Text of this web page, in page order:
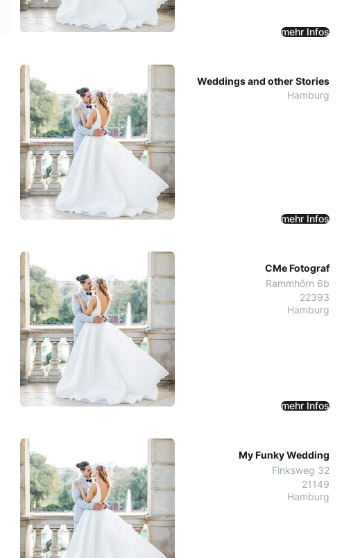
mehr Infos
Weddings and other Stories
Hamburg
mehr Infos
CMe Fotograf
Rammhörn 6b
22393
Hamburg
mehr Infos
My Funky Wedding
Finksweg 32
21149
Hamburg